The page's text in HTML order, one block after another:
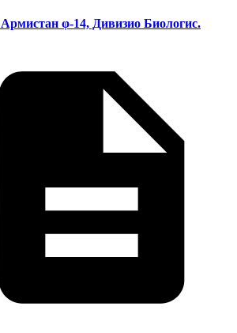
Армистан φ-14, Дивизио Биологис.